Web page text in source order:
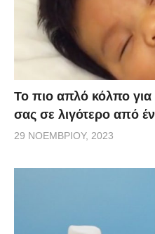
Το πιο απλό κόλπο για
σας σε λιγότερο από
29 ΝΟΕΜΒΡΊΟΥ, 2023